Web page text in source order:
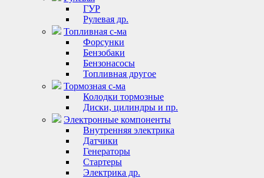
ГУР
Рулевая др.
Топливная с-ма
Форсунки
Бензобаки
Бензонасосы
Топливная другое
Тормозная с-ма
Колодки тормозные
Диски, цилиндры и пр.
Электронные компоненты
Внутренняя электрика
Датчики
Генераторы
Стартеры
Электрика др.